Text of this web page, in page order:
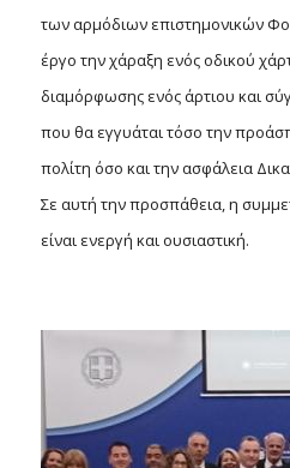
των αρμόδιων επιστημονικών
έργο την χάραξη ενός οδικού
διαμόρφωσης ενός άρτιου και
που θα εγγυάται τόσο την
πολίτη όσο και την ασφάλεια
Σε αυτή την προσπάθεια, η
είναι ενεργή και ουσιαστική.